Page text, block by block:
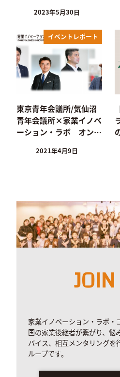
2023年5月30日
イベントレポート
東京青年会議所/気仙沼
青年会議所×家業イノベ
ーション・ラボ オン…
2021年4月9日
家業イノベーション・ラボ・
国の家業後継者が繋がり、悩
バイス、相互メンタリング
ループです。